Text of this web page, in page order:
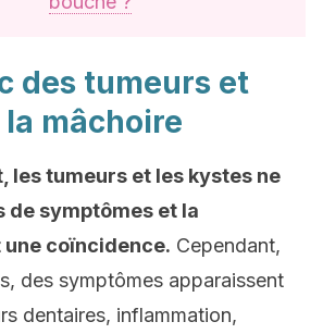
des tumeurs et
mâchoire
les tumeurs et les kystes ne
de symptômes et la
coïncidence. Cependant,
des symptômes apparaissent
dentaires, inflammation,